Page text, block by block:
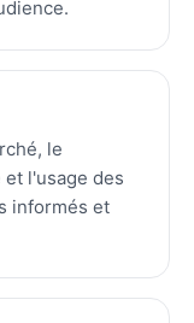
le
l'usage des
informés et